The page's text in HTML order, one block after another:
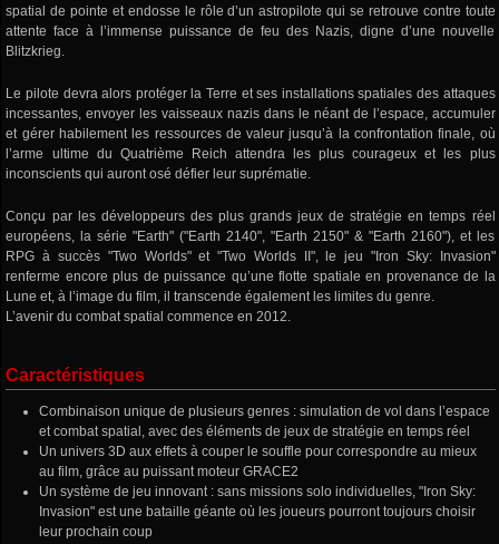
spatial de pointe et endosse le rôle d’un astropilote qui se retrouve contre toute
attente face à l’immense puissance de feu des Nazis, digne d’une nouvelle
Blitzkrieg.
Le pilote devra alors protéger la Terre et ses installations spatiales des attaques
incessantes, envoyer les vaisseaux nazis dans le néant de l’espace, accumuler
et gérer habilement les ressources de valeur jusqu’à la confrontation finale, où
l’arme ultime du Quatrième Reich attendra les plus courageux et les plus
inconscients qui auront osé défier leur suprématie.
Conçu par les développeurs des plus grands jeux de stratégie en temps réel
européens, la série "Earth" ("Earth 2140", "Earth 2150" & "Earth 2160"), et les
RPG à succès "Two Worlds" et "Two Worlds II", le jeu "Iron Sky: Invasion"
renferme encore plus de puissance qu’une flotte spatiale en provenance de la
Lune et, à l’image du film, il transcende également les limites du genre.
L’avenir du combat spatial commence en 2012.
Caractéristiques
Combinaison unique de plusieurs genres : simulation de vol dans l’espace
et combat spatial, avec des éléments de jeux de stratégie en temps réel
Un univers 3D aux effets à couper le souffle pour correspondre au mieux
au film, grâce au puissant moteur GRACE2
Un système de jeu innovant : sans missions solo individuelles, "Iron Sky:
Invasion" est une bataille géante où les joueurs pourront toujours choisir
leur prochain coup